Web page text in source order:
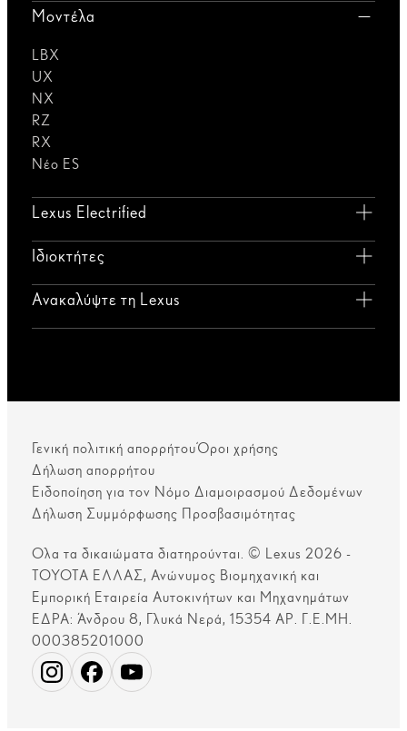
Μοντέλα
LBX
UX
NX
RZ
RX
Νέο ES
Lexus Electrified
Ιδιοκτήτες
Ανακαλύψτε τη Lexus
Γενική πολιτική απορρήτουΌροι χρήσης
Δήλωση απορρήτου
Ειδοποίηση για τον Νόμο Διαμοιρασμού Δεδομένων
Δήλωση Συμμόρφωσης Προσβασιμότητας
Ολα τα δικαιώματα διατηρούνται. © Lexus 2026 -
ΤΟΥΟΤΑ ΕΛΛΑΣ, Ανώνυμος Βιομηχανική και
Εμπορική Εταιρεία Αυτοκινήτων και Μηχανημάτων
ΕΔΡΑ: Άνδρου 8, Γλυκά Νερά, 15354 ΑΡ. Γ.Ε.ΜΗ.
000385201000